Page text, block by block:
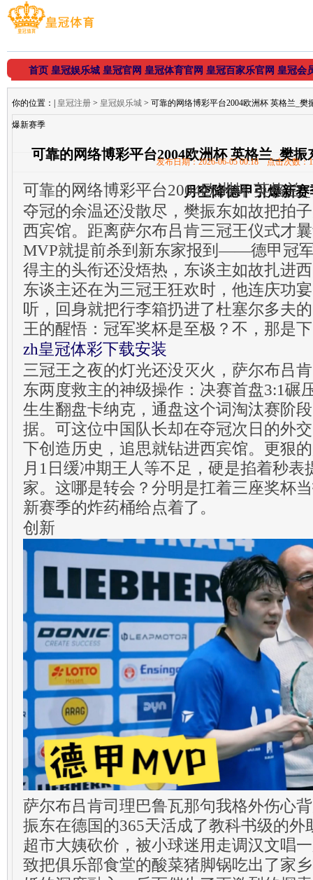
首页 皇冠娱乐城 皇冠官网 皇冠体育官网 皇冠百家乐官网 皇冠会
你的位置： 皇冠注册 > 皇冠娱乐城 > 可靠的网络博彩平台2004欧洲杯 英格兰_
爆新赛季
可靠的网络博彩平台2004欧洲杯 英格兰_樊
月空降德甲引爆新赛
发布日期：2026-06-05 00:18 点击次数：
可靠的网络博彩平台2004欧洲杯 英格兰_
夺冠的余温还没散尽，樊振东如故把拍
西宾馆。距离萨尔布吕肯三冠王仪式才
MVP就提前杀到新东家报到——德甲冠
得主的头衔还没焐热，东谈主如故扎进
东谈主还在为三冠王狂欢时，他连庆功
听，回身就把行李箱扔进了杜塞尔多夫
王的醒悟：冠军奖杯是至极？不，那是
zh皇冠体彩下载安装
三冠王之夜的灯光还没灭火，萨尔布吕
东两度救主的神级操作：决赛首盘3:1碾
生生翻盘卡纳克，通盘这个词淘汰赛阶
据。可这位中国队长却在夺冠次日的外
下创造历史，追思就钻进西宾馆。更狠
月1日缓冲期王人等不足，硬是掐着秒表
家。这哪是转会？分明是扛着三座奖杯
新赛季的炸药桶给点着了。
创新
萨尔布吕肯司理巴鲁瓦那句我格外伤心
振东在德国的365天活成了教科书级的外
超市大姨砍价，被小球迷用走调汉文唱
致把俱乐部食堂的酸菜猪脚锅吃出了家